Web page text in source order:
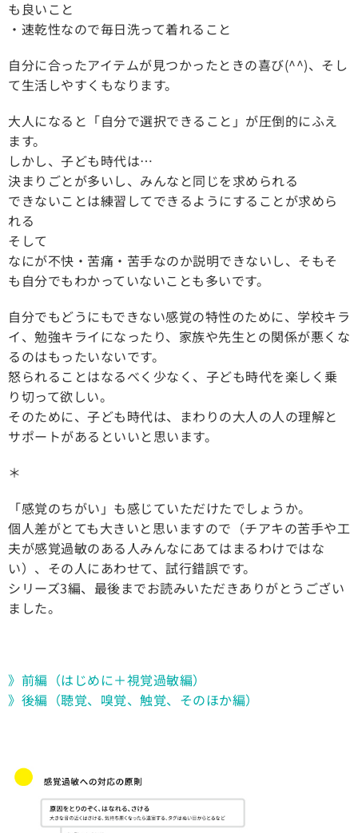
も良いこと
・速乾性なので毎日洗って着れること
自分に合ったアイテムが見つかったときの喜び(^^)、そし
て生活しやすくもなります。
大人になると「自分で選択できること」が圧倒的にふえ
ます。
しかし、子ども時代は…
決まりごとが多いし、みんなと同じを求められる
できないことは練習してできるようにすることが求めら
れる
そして
なにが不快・苦痛・苦手なのか説明できないし、そもそ
も自分でもわかっていないことも多いです。
自分でもどうにもできない感覚の特性のために、学校キラ
イ、勉強キライになったり、家族や先生との関係が悪くな
るのはもったいないです。
怒られることはなるべく少なく、子ども時代を楽しく乗
り切って欲しい。
そのために、子ども時代は、まわりの大人の人の理解と
サポートがあるといいと思います。
＊
「感覚のちがい」も感じていただけたでしょうか。
個人差がとても大きいと思いますので（チアキの苦手や工
夫が感覚過敏のある人みんなにあてはまるわけではな
い）、その人にあわせて、試行錯誤です。
シリーズ3編、最後までお読みいただきありがとうござい
ました。
》前編（はじめに＋視覚過敏編）
》後編（聴覚、嗅覚、触覚、そのほか編）